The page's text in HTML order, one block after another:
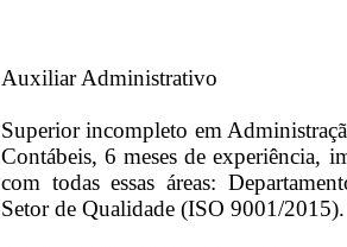
Auxiliar Administrativo
Superior incompleto em
Contábeis, 6 meses de experiência,
com todas essas áreas:
Setor de Qualidade (ISO 9001/2015).